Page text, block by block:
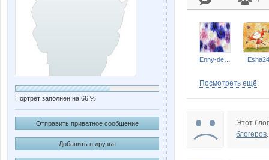
Портрет заполнен на 66 %
Отправить приватное сообщение
Добавить в друзья
Esha24
Посмотреть ещё
Этот
блогеров.